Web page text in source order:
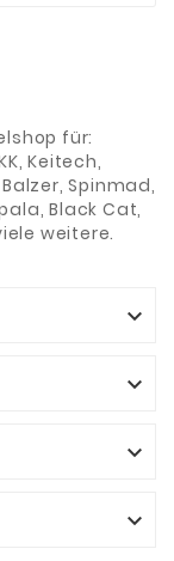
für:
Keitech,
Spinmad,
Black Cat,
weitere.



